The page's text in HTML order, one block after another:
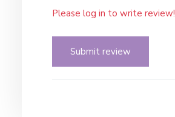
Please log in to write review!
Submit review